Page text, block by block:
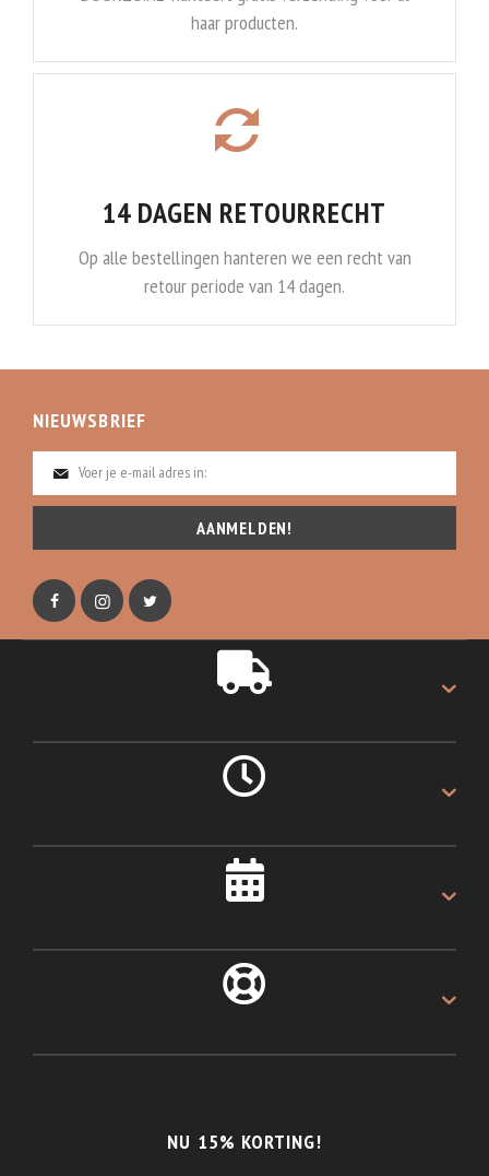
haar producten.
14 DAGEN RETOURRECHT
Op alle bestellingen hanteren we een recht van
retour periode van 14 dagen.
NIEUWSBRIEF
AANMELDEN!
GRATIS VERZENDING
Gratis verzending op alles.
LEVERING 1 DAG
Als u voor 16:00u besteld.
ALTIJD 30 DAGEN
Recht van retour.
En de beste service.
NU 15% KORTING!